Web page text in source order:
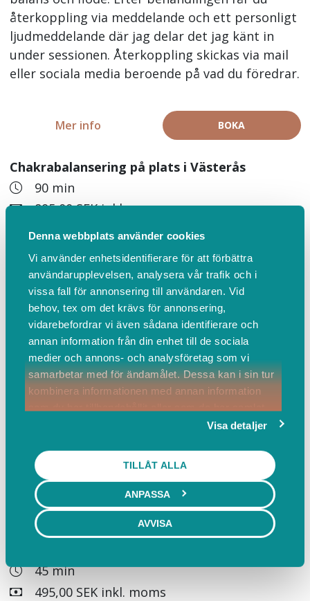
Denna webbplats använder cookies
Vi använder enhetsidentifierare för att förbättra
användarupplevelsen, analysera vår trafik och i
vissa fall för annonsering till användaren. Vid
behov, tex om det krävs för annonsering,
vidarebefordrar vi även sådana identifierare och
annan information från din enhet till de sociala
medier och annons- och analysföretag som vi
samarbetar med för ändamålet. Dessa kan i sin tur
kombinera informationen med annan information
Visa detaljer
TILLÅT ALLA
ANPASSA
AVVISA
återkoppling via meddelande och ett personligt
ljudmeddelande där jag delar det jag känt in
under sessionen. Återkoppling skickas via mail
eller sociala media beroende på vad du föredrar.
BOKA
Mer info
Chakrabalansering på plats i Västerås
90 min
895,00 SEK inkl. moms
En fördjupande energibehandling där jag läser
Reiki för att stötta energin tillbaka till mer
balans, flöde och klarhet. Du får en djupgående
genomgång av dina chakran med efterföljande
dokumentation att ta med dig vidare.
Behandlingen sker på plats i en trygg och
stillsam miljö på Utopia Yoga Studio i Västerås
på Sigurdsgatan 6. Själva behandlingen är 60
minuter med tid innan och efter för att landa.
BOKA
Mer info
Reiki
45 min
495,00 SEK inkl. moms